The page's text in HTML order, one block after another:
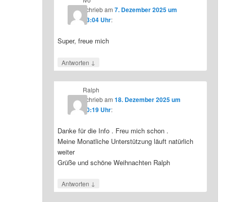
schriebam 7. Dezember 2025 um
23:04 Uhr:
Super, freue mich
Antworten ↓
Ralph
schriebam 18. Dezember 2025 um
10:19 Uhr:
Danke für die Info . Freu mich schon .
Meine Monatliche Unterstützung läuft natürlich
weiter
Grüße und schöne Weihnachten Ralph
Antworten ↓